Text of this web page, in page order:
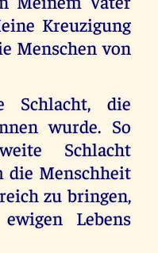
Kreuzigung
Menschen von
Schlacht, die
wurde. So
Schlacht
die Menschheit
zu bringen,
Lebens